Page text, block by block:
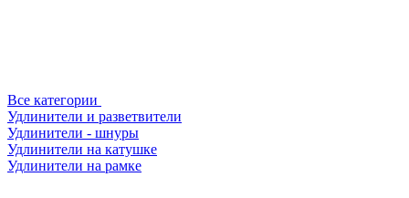
Все категории
Удлинители и разветвители
Удлинители - шнуры
Удлинители на катушке
Удлинители на рамке